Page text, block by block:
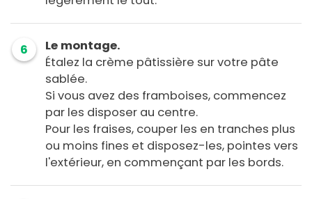
6
Le montage.
Étalez la crème pâtissière sur votre pâte
sablée.
Si vous avez des framboises, commencez
par les disposer au centre.
Pour les fraises, couper les en tranches plus
ou moins fines et disposez-les, pointes vers
l'extérieur, en commençant par les bords.